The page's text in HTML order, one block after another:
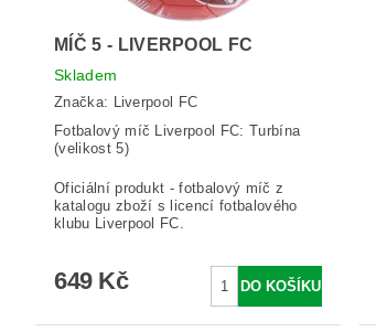
MÍČ 5 - LIVERPOOL FC
Skladem
Značka: Liverpool FC
Fotbalový míč Liverpool FC: Turbína
(velikost 5)
Oficiální produkt - fotbalový míč z
katalogu zboží s licencí fotbalového
klubu Liverpool FC.
649 Kč